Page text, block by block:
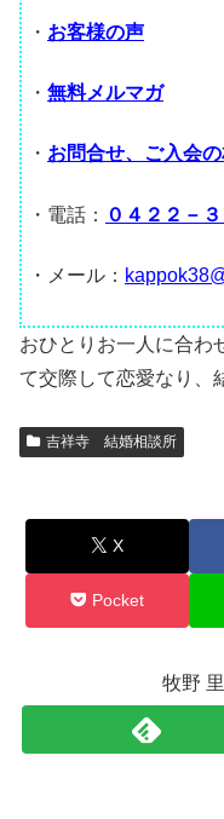
・ お客様の声
・ 無料メルマガ
・ お問合せ、ご入会
・電話： ０４２２－
・メール：
おひとりお一人に合わ
て交際して恋愛なり、
吉祥寺 結婚相談所
X
Pocket
牧野